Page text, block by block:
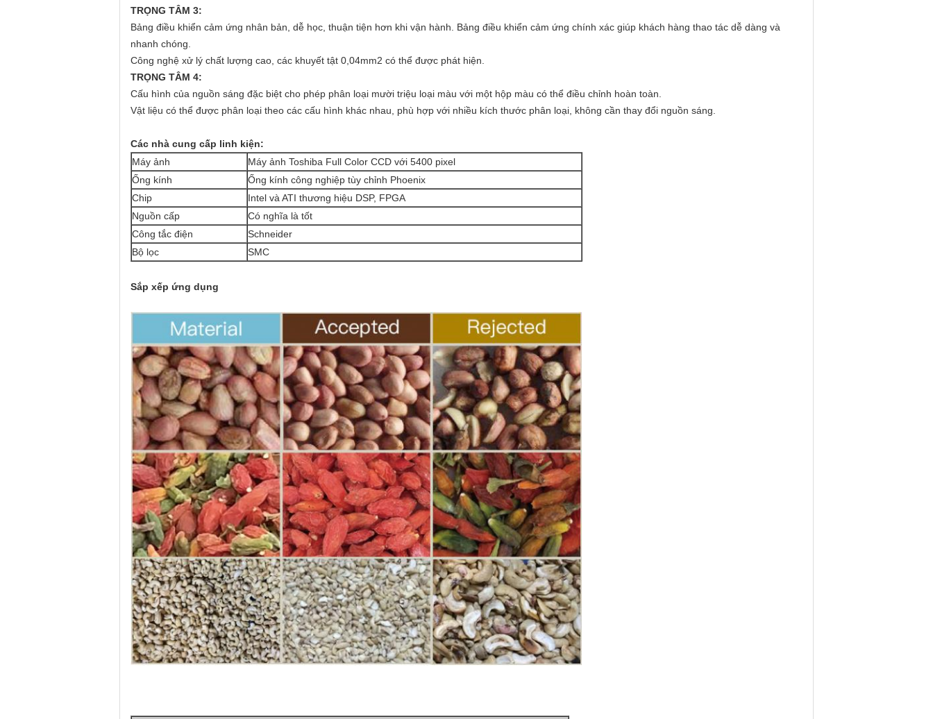
TRỌNG TÂM 3:
Bảng điều khiển cảm ứng nhân bản, dễ học, thuận tiện hơn khi vận hành. Bảng điều khiển cảm ứng chính xác giúp khách hàng thao tác dễ dàng và
nhanh chóng.
Công nghệ xử lý chất lượng cao, các khuyết tật 0,04mm2 có thể được phát hiện.
TRỌNG TÂM 4:
Cấu hình của nguồn sáng đặc biệt cho phép phân loại mười triệu loại màu với một hộp màu có thể điều chỉnh hoàn toàn.
Vật liệu có thể được phân loại theo các cấu hình khác nhau, phù hợp với nhiều kích thước phân loại, không cần thay đổi nguồn sáng.
Các nhà cung cấp linh kiện:
Máy ảnh
Máy ảnh Toshiba Full Color CCD với 5400 pixel
Ống kính
Ống kính công nghiệp tùy chỉnh Phoenix
Chip
Intel và ATI thương hiệu DSP, FPGA
Nguồn cấp
Có nghĩa là tốt
Công tắc điện
Schneider
Bộ lọc
SMC
Sắp xếp ứng dụng